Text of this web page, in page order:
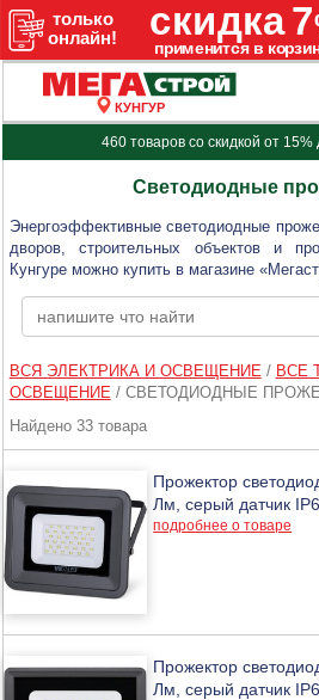
КУНГУР
460 товаров со скидкой от 15%
Светодиодные
Энергоэффективные светодиодные
дворов, строительных объектов и
Кунгуре можно купить в магазине
ВСЯ ЭЛЕКТРИКА И ОСВЕЩЕНИЕ / ВСЕ
ОСВЕЩЕНИЕ / СВЕТОДИОДНЫЕ
Найдено 33 товара
Прожектор
Лм, серый датчик
подробнее о товаре
Прожектор
Лм, серый датчик